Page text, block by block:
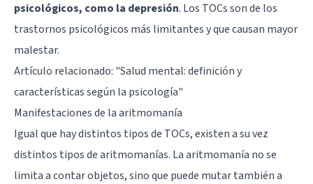
psicológicos, como la depresión. Los TOCs son de los
trastornos psicológicos más limitantes y que causan mayor
malestar.
Artículo relacionado: "Salud mental: definición y
características según la psicología"
Manifestaciones de la aritmomanía
Igual que hay distintos tipos de TOCs, existen a su vez
distintos tipos de aritmomanías. La aritmomanía no se
limita a contar objetos, sino que puede mutar también a